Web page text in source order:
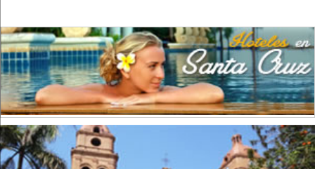
Cuero(1)
Curtidurías(4)
Editoriales(4)
Elaboración de alimentos(22)
Elaboración de alimentos para animales
Electricidad (10)